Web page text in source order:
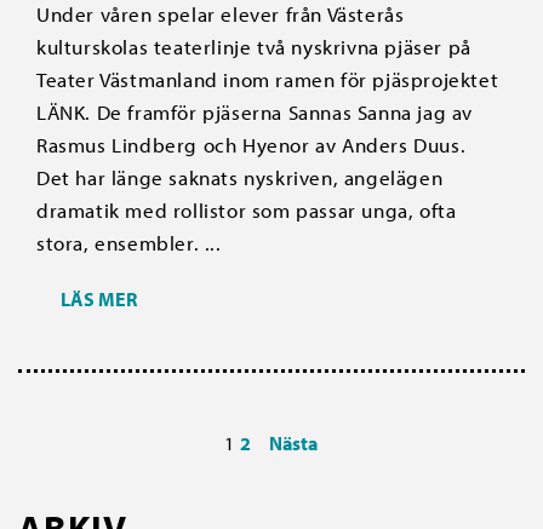
Under våren spelar elever från Västerås
kulturskolas teaterlinje två nyskrivna pjäser på
Teater Västmanland inom ramen för pjäsprojektet
LÄNK. De framför pjäserna Sannas Sanna jag av
Rasmus Lindberg och Hyenor av Anders Duus.
Det har länge saknats nyskriven, angelägen
dramatik med rollistor som passar unga, ofta
stora, ensembler. ...
LÄS MER
1 2 Nästa